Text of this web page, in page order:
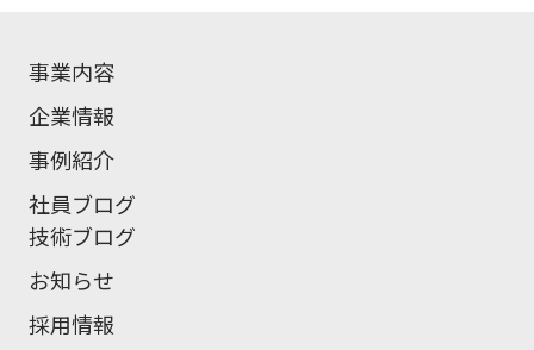
事業内容
企業情報
事例紹介
社員ブログ
技術ブログ
お知らせ
採用情報